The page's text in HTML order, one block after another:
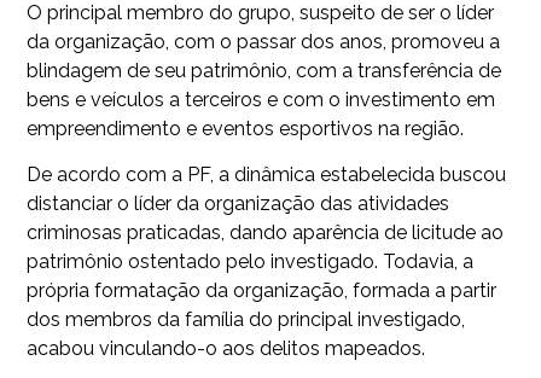
O principal membro do grupo, suspeito de ser o líder
da organização, com o passar dos anos, promoveu a
blindagem de seu patrimônio, com a transferência de
bens e veículos a terceiros e com o investimento em
empreendimento e eventos esportivos na região.
De acordo com a PF, a dinâmica estabelecida buscou
distanciar o líder da organização das atividades
criminosas praticadas, dando aparência de licitude ao
patrimônio ostentado pelo investigado. Todavia, a
própria formatação da organização, formada a partir
dos membros da família do principal investigado,
acabou vinculando-o aos delitos mapeados.